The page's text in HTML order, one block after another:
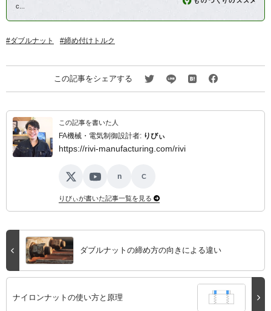
c...
ダブルナット 締め付けトルク
この記事をシェアする
この記事を書いた人
FA機械・電気制御設計者: りびぃ
https://rivi-manufacturing.com/rivi
X YouTube
n C
りびぃが書いた記事一覧を見る
ダブルナットの締め方の向きによる違い
ナイロンナットの使い方と原理